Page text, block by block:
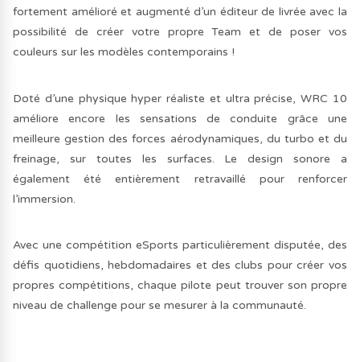
fortement amélioré et augmenté d’un éditeur de livrée avec la
possibilité de créer votre propre Team et de poser vos
couleurs sur les modèles contemporains !
Doté d’une physique hyper réaliste et ultra précise, WRC 10
améliore encore les sensations de conduite grâce une
meilleure gestion des forces aérodynamiques, du turbo et du
freinage, sur toutes les surfaces. Le design sonore a
également été entièrement retravaillé pour renforcer
l’immersion.
Avec une compétition eSports particulièrement disputée, des
défis quotidiens, hebdomadaires et des clubs pour créer vos
propres compétitions, chaque pilote peut trouver son propre
niveau de challenge pour se mesurer à la communauté.